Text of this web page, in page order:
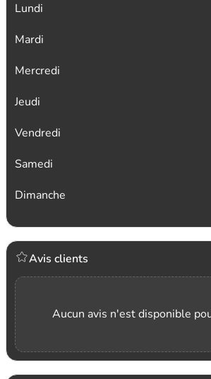
Lundi
Mardi
Mercredi
Jeudi
Vendredi
Samedi
Dimanche
Avis clients
Aucun avis n'est disponible